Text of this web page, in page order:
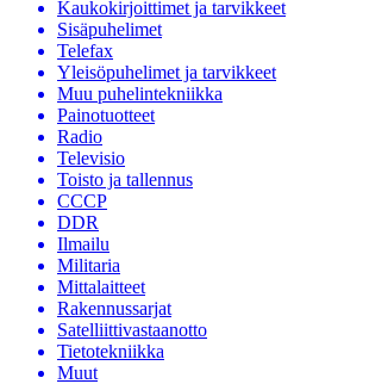
Kaukokirjoittimet ja tarvikkeet
Sisäpuhelimet
Telefax
Yleisöpuhelimet ja tarvikkeet
Muu puhelintekniikka
Painotuotteet
Radio
Televisio
Toisto ja tallennus
CCCP
DDR
Ilmailu
Militaria
Mittalaitteet
Rakennussarjat
Satelliittivastaanotto
Tietotekniikka
Muut